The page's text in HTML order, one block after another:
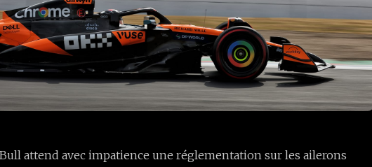
attend avec impatience une réglementation sur les ailerons